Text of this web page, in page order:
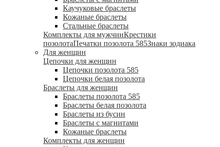
Каучуковые браслеты
Кожаные браслеты
Стальные браслеты
Комплекты для мужчинКрестики
позолотаПечатки позолота 585Знаки зодиака
Для женщин
Цепочки для женщин
Цепочки позолота 585
Цепочки белая позолота
Браслеты для женщин
Браслеты позолота 585
Браслеты белая позолота
Браслеты из бусин
Браслеты с магнитами
Кожаные браслеты
Комплекты для женщин